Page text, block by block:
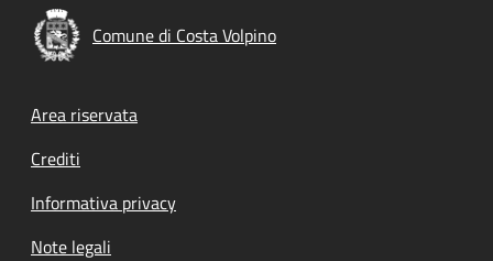
Comune di Costa Volpino
Footer menu
Area riservata
Crediti
Informativa privacy
Note legali